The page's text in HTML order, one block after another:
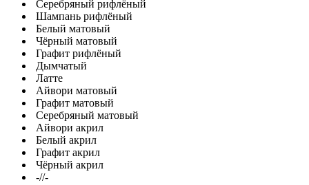
Серебряный рифлёный
Шампань рифлёный
Белый матовый
Чёрный матовый
Графит рифлёный
Дымчатый
Латте
Айвори матовый
Графит матовый
Серебряный матовый
Айвори акрил
Белый акрил
Графит акрил
Чёрный акрил
-//-